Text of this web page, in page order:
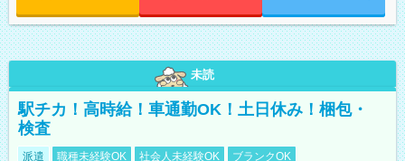
未読
駅チカ！高時給！車通勤OK！土日休み！梱包・
検査
派遣 職種未経験OK 社会人未経験OK
ブランクOK